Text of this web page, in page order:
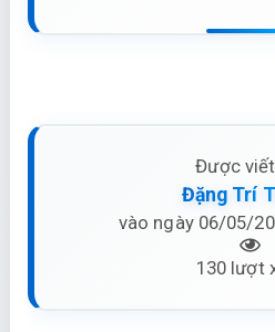
Được
Đặng Trí
vào ngày 06/05/
130 lượt